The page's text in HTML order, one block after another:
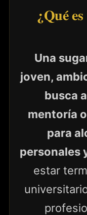
¿Qué
Una
joven,
busca
mentoría
para
personales
estar